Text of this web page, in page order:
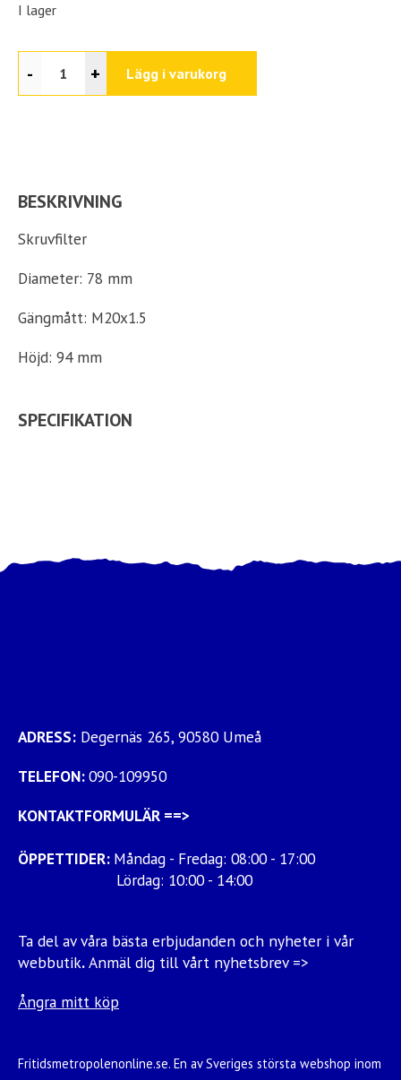
I lager
- + Lägg i varukorg
BESKRIVNING
Skruvfilter
Diameter: 78 mm
Gängmått: M20x1.5
Höjd: 94 mm
SPECIFIKATION
ADRESS: Degernäs 265, 90580 Umeå
TELEFON:090-109950
KONTAKTFORMULÄR ==>
ÖPPETTIDER: Måndag - Fredag: 08:00 - 17:00
Lördag: 10:00 - 14:00
Ta del av våra bästa erbjudanden och nyheter i vår
webbutik.Anmäl dig till vårt nyhetsbrev =>
Ångra mitt köp
Fritidsmetropolenonline.se. En av Sveriges största webshop inom